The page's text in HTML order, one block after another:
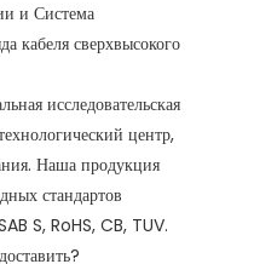
и Система
кабеля сверхвысокого
исследовательская
центр,
Наша продукция
стандартов
S, RoHS, CB, TUV.